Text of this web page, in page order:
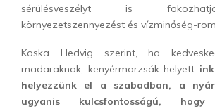
sérülésveszélyt is
környezetszennyezést és vízminőség-
Koska Hedvig szerint, ha
madaraknak, kenyérmorzsák helyett
helyezzünk el a szabadban, a
ugyanis kulcsfontosságú,